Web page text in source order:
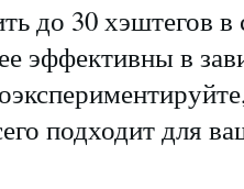
до 30 хэштегов в
эффективны в
подходит для